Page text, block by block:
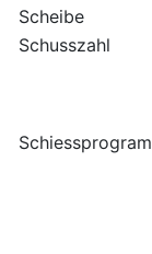
Scheibe
Schusszahl